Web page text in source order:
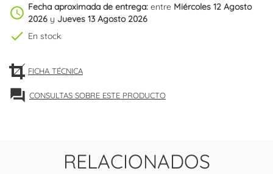
schedule Fecha aproximada de entrega: entre Miércoles 12 Agosto
2026 y Jueves 13 Agosto 2026
check En stock
FICHA TÉCNICA
forum CONSULTAS SOBRE ESTE PRODUCTO
RELACIONADOS